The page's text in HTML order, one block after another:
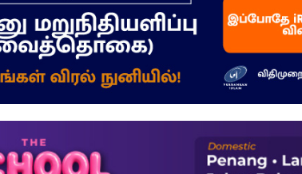
மக்கள்